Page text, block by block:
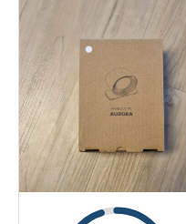
Der Praxistest
Preis-/